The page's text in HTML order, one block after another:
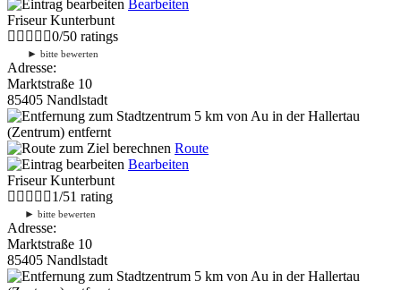
Bearbeiten
Friseur Kunterbunt
0/50 ratings
► bitte bewerten
Adresse:
Marktstraße 10
85405 Nandlstadt
5 km von Au in der Hallertau
(Zentrum) entfernt
Route
Bearbeiten
Friseur Kunterbunt
1/51 rating
► bitte bewerten
Adresse:
Marktstraße 10
85405 Nandlstadt
5 km von Au in der Hallertau